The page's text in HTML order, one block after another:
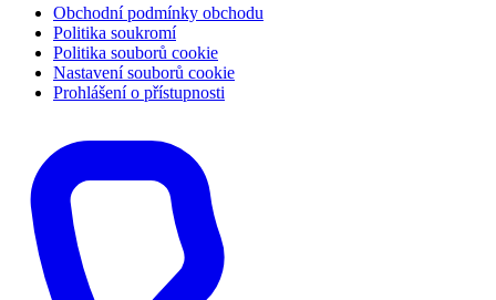
Obchodní podmínky obchodu
Politika soukromí
Politika souborů cookie
Nastavení souborů cookie
Prohlášení o přístupnosti